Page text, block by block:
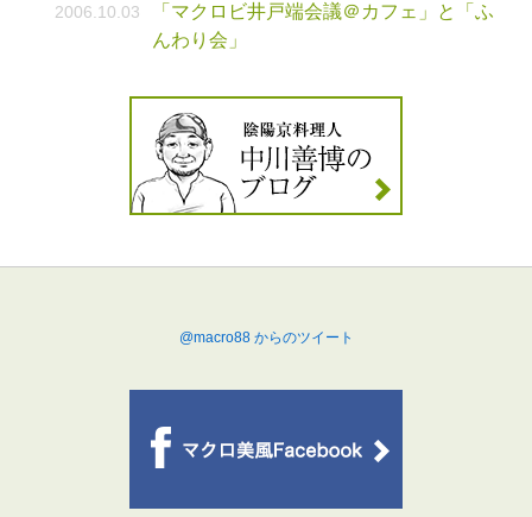
2006.10.03
「マクロビ井戸端会議＠カフェ」と「ふ
んわり会」
@macro88 からのツイート